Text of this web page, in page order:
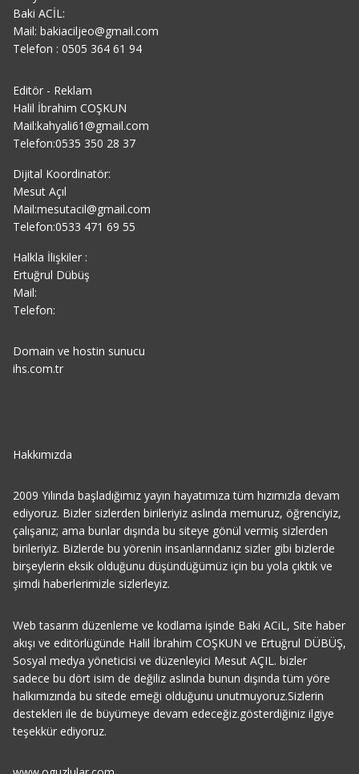
Baki ACİL:
Mail: bakiaciljeo@gmail.com
Telefon : 0505 364 61 94
Editör - Reklam
Halil İbrahim COŞKUN
Mail:kahyali61@gmail.com
Telefon:0535 350 28 37
Dijital Koordinatör:
Mesut Açıl
Mail:mesutacil@gmail.com
Telefon:0533 471 69 55
Halkla İlişkiler :
Ertuğrul Dübüş
Mail:
Telefon:
Domain ve hostin sunucu
ihs.com.tr
Hakkımızda
2009 Yılında başladığımız yayın hayatımıza tüm hızımızla devam
ediyoruz. Bizler sizlerden birileriyiz aslında memuruz, öğrenciyiz,
çalışanız; ama bunlar dışında bu siteye gönül vermiş sizlerden
birileriyiz. Bizlerde bu yörenin insanlarındanız sizler gibi bizlerde
birşeylerin eksik olduğunu düşündüğümüz için bu yola çıktık ve
şimdi haberlerimizle sizlerleyiz.
Web tasarım düzenleme ve kodlama işinde Baki ACiL, Site haber
akışı ve editörlügünde Halil İbrahim COŞKUN ve Ertuğrul DÜBÜŞ,
Sosyal medya yöneticisi ve düzenleyici Mesut AÇIL. bizler
sadece bu dört isim de değiliz aslında bunun dışında tüm yöre
halkımızında bu sitede emeği olduğunu unutmuyoruz.Sizlerin
destekleri ile de büyümeye devam edeceğiz.gösterdiğiniz ilgiye
teşekkür ediyoruz.